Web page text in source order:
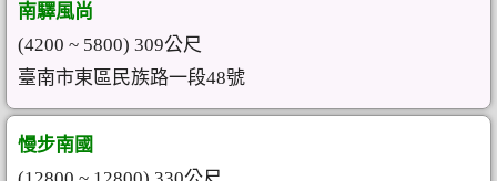
南驛風尚
(4200 ~ 5800) 309公尺
臺南市東區民族路一段48號
慢步南國